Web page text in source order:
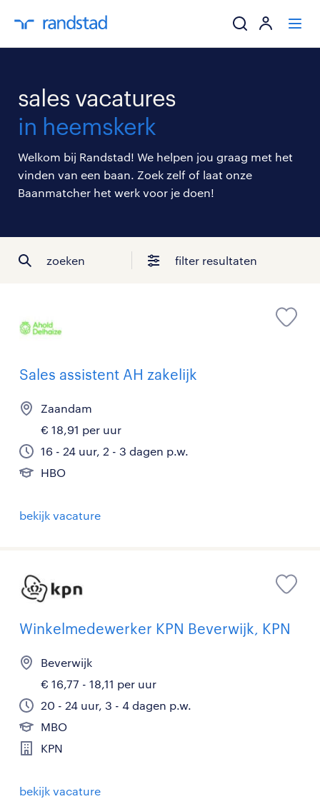
mijn carrière
over randstad
sales vacatures
in heemskerk
Welkom bij Randstad! We helpen jou graag met het
vinden van een baan. Zoek zelf of laat onze
Baanmatcher het werk voor je doen!
zoeken filter resultaten
Sales assistent AH zakelijk
Zaandam
€ 18,91 per uur
16 - 24 uur, 2 - 3 dagen p.w.
HBO
bekijk vacature
Winkelmedewerker KPN Beverwijk, KPN
Beverwijk
€ 16,77 - 18,11 per uur
20 - 24 uur, 3 - 4 dagen p.w.
MBO
KPN
bekijk vacature